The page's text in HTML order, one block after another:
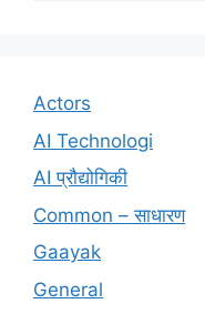
Actors
AI Technologi
AI प्रौद्योगिकी
Common – साधारण
Gaayak
General